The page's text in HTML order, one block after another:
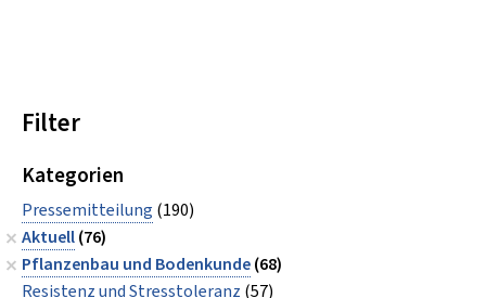
Filter
Kategorien
Pressemitteilung (190)
Aktuell(76)
Pflanzenbau und Bodenkunde(68)
Resistenz und Stresstoleranz (57)